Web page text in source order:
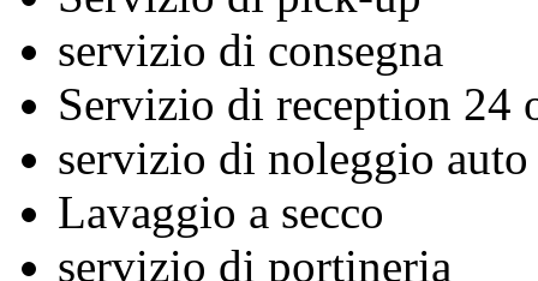
servizio di consegna
Servizio di reception 24
servizio di noleggio auto
Lavaggio a secco
servizio di portineria